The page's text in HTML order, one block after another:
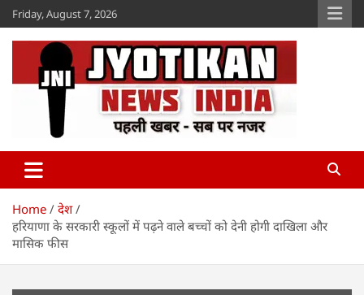
Skip
to
content
Friday, August 7, 2026
Jyotikan
Home
देश
हरियाणा के सरकारी स्कूलों में पढ़ने वाले बच्चों को देनी होगी दाखिला और
मासिक फीस